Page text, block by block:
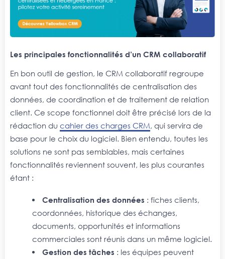
Les principales fonctionnalités d’un CRM collaboratif
En bon outil de gestion, le CRM collaboratif regroupe
avant tout des fonctionnalités de centralisation des
données, de coordination et de traitement de relation
client. Ce scope fonctionnel doit être précisé lors de la
rédaction du cahier des charges CRM, qui servira de
base pour le choix du logiciel. Bien entendu, toutes les
solutions ne sont pas semblables, mais certaines
fonctionnalités reviennent souvent, les plus courantes
étant :
Centralisation des données : fiches clients,
coordonnées, historique des échanges,
documents, opportunités et informations
commerciales sont réunis dans un même logiciel.
Gestion des tâches : les équipes peuvent